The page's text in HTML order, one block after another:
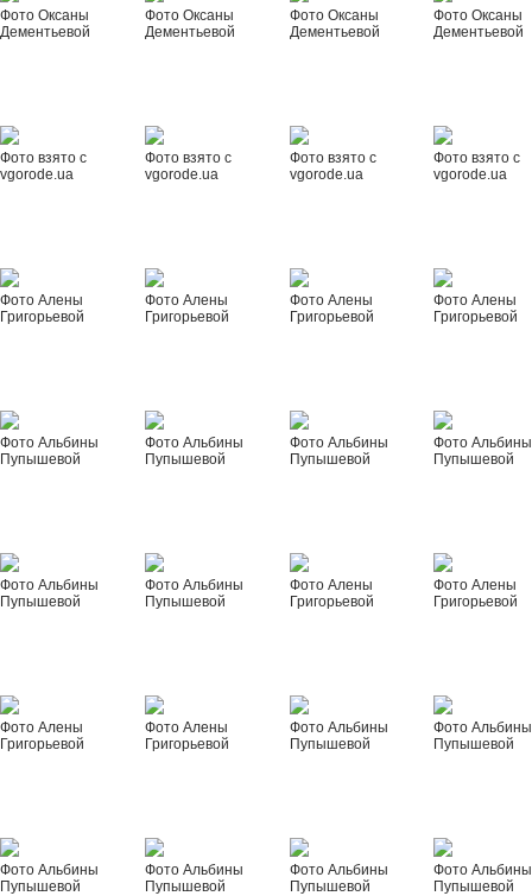
Фото Оксаны
Дементьевой
Фото Оксаны
Дементьевой
Фото Оксаны
Дементьевой
Фото Оксаны
Дементьевой
Фото взято с
vgorode.ua
Фото взято с
vgorode.ua
Фото взято с
vgorode.ua
Фото взято с
vgorode.ua
Фото Алены
Григорьевой
Фото Алены
Григорьевой
Фото Алены
Григорьевой
Фото Алены
Григорьевой
Фото Альбины
Пупышевой
Фото Альбины
Пупышевой
Фото Альбины
Пупышевой
Фото Альбины
Пупышевой
Фото Альбины
Пупышевой
Фото Альбины
Пупышевой
Фото Алены
Григорьевой
Фото Алены
Григорьевой
Фото Алены
Григорьевой
Фото Алены
Григорьевой
Фото Альбины
Пупышевой
Фото Альбины
Пупышевой
Фото Альбины
Пупышевой
Фото Альбины
Пупышевой
Фото Альбины
Пупышевой
Фото Альбины
Пупышевой